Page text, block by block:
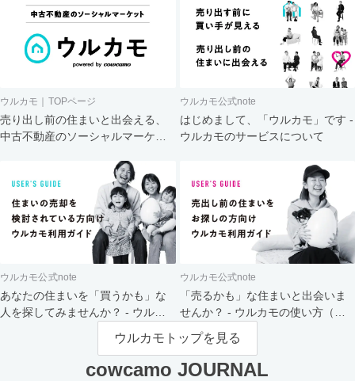
ウルカモ｜TOPページ
売り出し前の住まいと出会える、
中古不動産のソーシャルマーケッ
ウルカモ公式note
はじめまして、「ウルカモ」です -
ウルカモのサービスについて
ウルカモ公式note
あなたの住まいを「買うかも」な
人を探してみませんか？ - ウルカ
ウルカモ公式note
「売るかも」な住まいと出会いま
せんか？ - ウルカモの使い方（買
主さま向け）
ウルカモトップを見る
cowcamo JOURNAL